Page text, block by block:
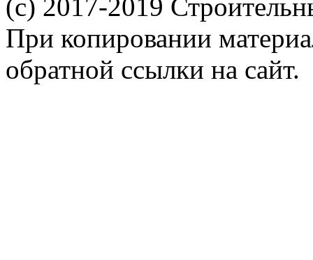
(c) 2017-2019
При копировании
обратной ссылки на сайт.